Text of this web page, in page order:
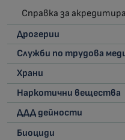
Справка за
Дрогерии
Служби по трудова
Храни
Наркотични вещества
ДДД дейности
Биоциди